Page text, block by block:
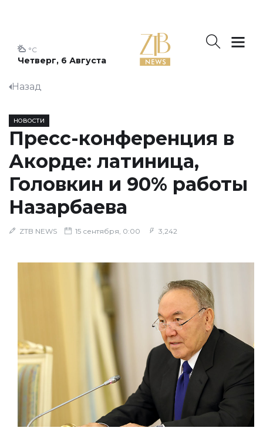
Четверг, 6 Августа
°C
Назад
НОВОСТИ
Пресс-конференция в
Акорде: латиница,
Головкин и 90% работы
Назарбаева
ZTB NEWS 15 сентября, 0:00 3,242